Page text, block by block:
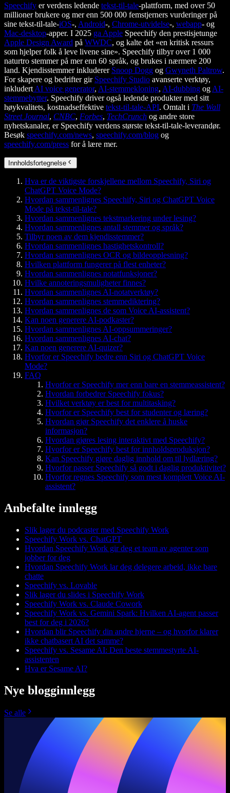
Speechify er verdens ledende tekst-til-tale-plattform, med over 50
millioner brukere og mer enn 500 000 femstjerners vurderinger på
sine tekst-til-tale-iOS-, Android-, Chrome-utvidelse-, webapp- og
Mac-desktop-apper. I 2025 ga Apple Speechify den prestisjetunge
Apple Design Award på WWDC, og kalte det «en kritisk ressurs
som hjelper folk å leve livene sine». Speechify tilbyr over 1 000
naturtro stemmer på mer enn 60 språk, og brukes i nærmere 200
land. Kjendisstemmer inkluderer Snoop Dogg og Gwyneth Paltrow.
For skapere og bedrifter gir Speechify Studio avanserte verktøy,
inkludert AI voice generator, AI-stemmekloning, AI-dubbing og AI-
stemmebytter. Speechify driver også ledende produkter med sitt
høykvalitets, kostnadseffektive tekst-til-tale-API. Omtalt i The Wall
Street Journal, CNBC, Forbes, TechCrunch og andre store
nyhetskanaler, er Speechify verdens største tekst-til-tale-leverandør.
Besøk speechify.com/news, speechify.com/blog og
speechify.com/press for å lære mer.
Innholdsfortegnelse
Hva er de viktigste forskjellene mellom Speechify, Siri og
ChatGPT Voice Mode?
Hvordan sammenlignes Speechify, Siri og ChatGPT Voice
Mode på tekst-til-tale?
Hvordan sammenlignes tekstmarkering under lesing?
Hvordan sammenlignes antall stemmer og språk?
Tilbyr noen av dem kjendisstemmer?
Hvordan sammenlignes hastighetskontroll?
Hvordan sammenlignes OCR og bildeopplesning?
Hvilken plattform fungerer på flest enheter?
Hvordan sammenlignes notatfunksjoner?
Hvilke annoteringsmuligheter finnes?
Hvordan sammenlignes AI-notatverktøy?
Hvordan sammenlignes stemmediktering?
Hvordan sammenlignes de som Voice AI-assistent?
Kan noen generere AI-podkaster?
Hvordan sammenlignes AI-oppsummeringer?
Hvordan sammenlignes AI-chat?
Kan noen generere AI-quizer?
Hvorfor er Speechify bedre enn Siri og ChatGPT Voice
Mode?
FAQ
Hvorfor er Speechify mer enn bare en stemmeassistent?
Hvordan forbedrer Speechify fokus?
Hvilket verktøy er best for multitasking?
Hvorfor er Speechify best for studenter og læring?
Hvordan gjør Speechify det enklere å huske
informasjon?
Hvordan gjøres lesing interaktivt med Speechify?
Hvorfor er Speechify best for innholdsproduksjon?
Kan Speechify gjøre daglig innhold om til lydlæring?
Hvorfor passer Speechify så godt i daglig produktivitet?
Hvorfor regnes Speechify som mest komplett Voice AI-
assistent?
Anbefalte innlegg
Slik lager du podcaster med Speechify Work
Speechify Work vs. ChatGPT
Hvordan Speechify Work gir deg et team av agenter som
jobber for deg
Hvordan Speechify Work lar deg delegere arbeid, ikke bare
chatte
Speechify vs. Lovable
Slik lager du slides i Speechify Work
Speechify Work vs. Claude Cowork
Speechify Work vs. Gemini Spark: Hvilken AI-agent passer
best for deg i 2026?
Hvordan blir Speechify din andre hjerne – og hvorfor klarer
ikke chatbasert AI det samme?
Speechify vs. Sesame AI: Den beste stemmestyrte AI-
assistenten
Hva er Sesame AI?
Nye blogginnlegg
Se alle